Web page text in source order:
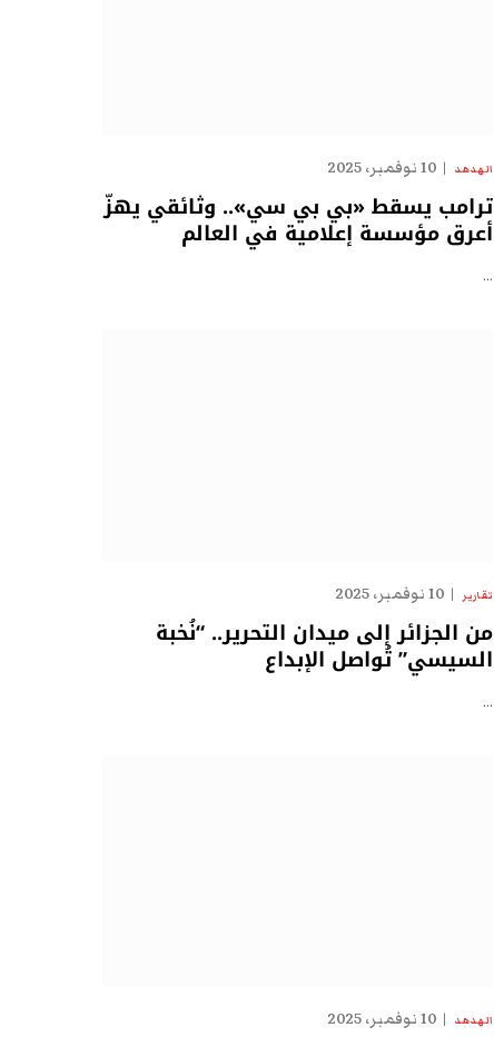
الهدهد 10 نوفمبر، 2025
ترامب يسقط «بي بي سي».. وثائقي يهزّ
أعرق مؤسسة إعلامية في العالم
…
تقارير 10 نوفمبر، 2025
من الجزائر إلى ميدان التحرير.. “نُخبة
السيسي” تُواصل الإبداع
…
الهدهد 10 نوفمبر، 2025